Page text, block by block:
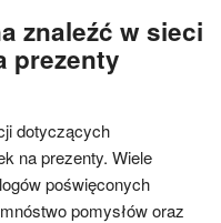
znaleźć w sieci
prezenty
dotyczących
na prezenty. Wiele
poświęconych
pomysłów oraz